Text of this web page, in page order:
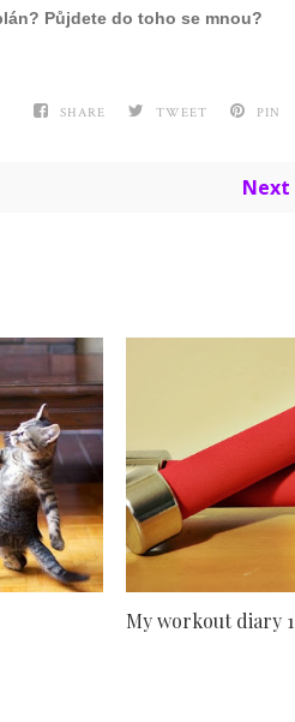
Půjdete do toho se mnou?
SHARE TWEET PIN
Next
My workout diary 1